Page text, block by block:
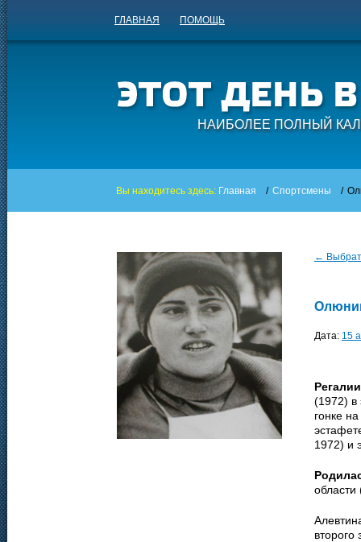
ГЛАВНАЯ ПОМОЩЬ
НАИБОЛЕЕ ПОЛНЫЙ
Вы находитесь здесь: Главная / Спортсмены /
←
Дата: 15
(1972) в
гонке
1972) и
области